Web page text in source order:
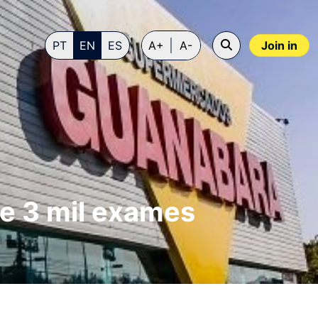
Join in
PT EN ES A+ A-
3 mil exames